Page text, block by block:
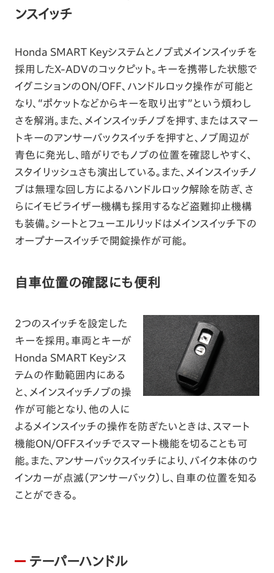
ンスイッチ
Honda SMART Keyシステムとノブ式メインスイッチを
採用したX-ADVのコックピット。キーを携帯した状態で
イグニションのON/OFF、ハンドルロック操作が可能と
なり、“ポケットなどからキーを取り出す”という煩わし
さを解消。また、メインスイッチノブを押す、またはスマー
トキーのアンサーバックスイッチを押すと、ノブ周辺が
青色に発光し、暗がりでもノブの位置を確認しやすく、
スタイリッシュさも演出している。また、メインスイッチノ
ブは無理な回し方によるハンドルロック解除を防ぎ、さ
らにイモビライザー機構も採用するなど盗難抑止機構
も装備。シートとフューエルリッドはメインスイッチ下の
オープナースイッチで開錠操作が可能。
自車位置の確認にも便利
2つのスイッチを設定した
キーを採用。車両とキーが
Honda SMART Keyシス
テムの作動範囲内にある
と、メインスイッチノブの操
作が可能となり、他の人に
よるメインスイッチの操作を防ぎたいときは、スマート
機能ON/OFFスイッチでスマート機能を切ることも可
能。また、アンサーバックスイッチにより、バイク本体のウ
インカーが点滅（アンサーバック）し、自車の位置を知る
ことができる。
テーパーハンドル